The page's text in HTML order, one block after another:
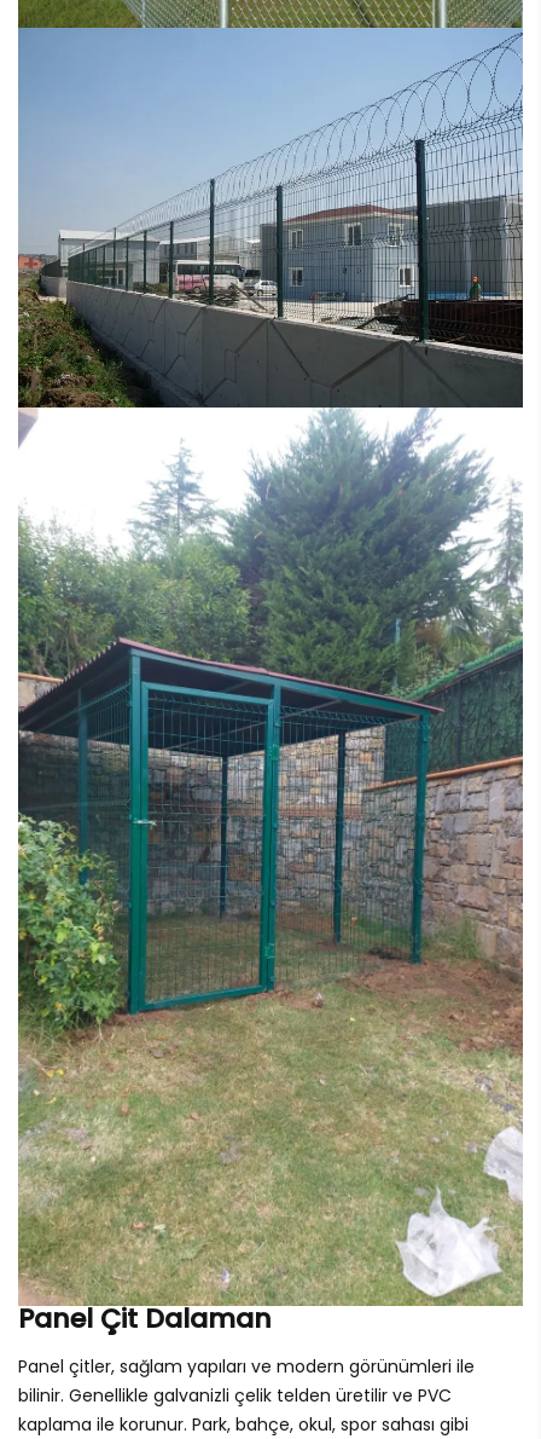
Panel Çit Dalaman
Panel çitler, sağlam yapıları ve modern görünümleri ile
bilinir. Genellikle galvanizli çelik telden üretilir ve PVC
kaplama ile korunur. Park, bahçe, okul, spor sahası gibi